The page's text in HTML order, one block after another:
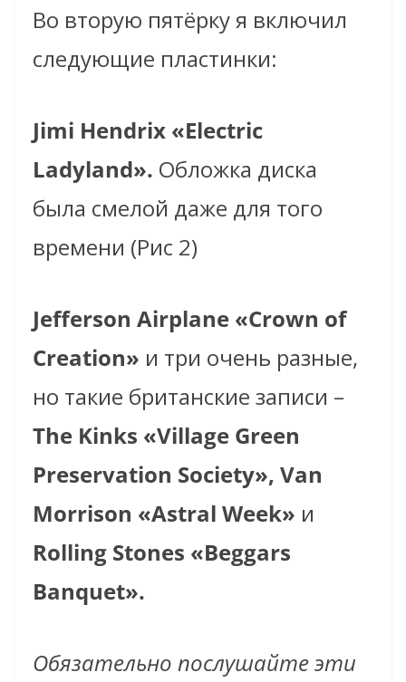
Во вторую пятёрку я включил
следующие пластинки:
Jimi Hendrix «Electric
Ladyland». Обложка диска
была смелой даже для того
времени (Рис 2)
Jefferson Airplane «Crown of
Creation» и три очень разные,
но такие британские записи –
The Kinks «Village Green
Preservation Society», Van
Morrison «Astral Week» и
Rolling Stones «Beggars
Banquet».
Обязательно послушайте эти